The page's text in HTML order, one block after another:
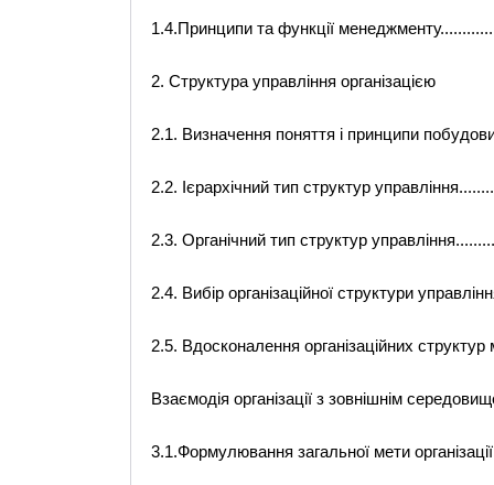
1.4.Принципи та функції
2. Структура управління організацією
2.1. Визначення поняття і принципи
2.2. Ієрархічний тип структур
2.3. Органічний тип структур
2.4. Вибір організаційної структури
2.5. Вдосконалення організаційних
Взаємодія організації з зовнішнім
3.1.Формулювання загальної мети